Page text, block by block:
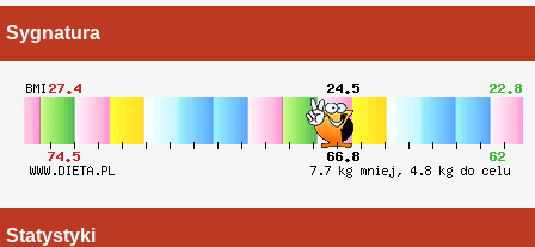
Sygnatura
Statystyki